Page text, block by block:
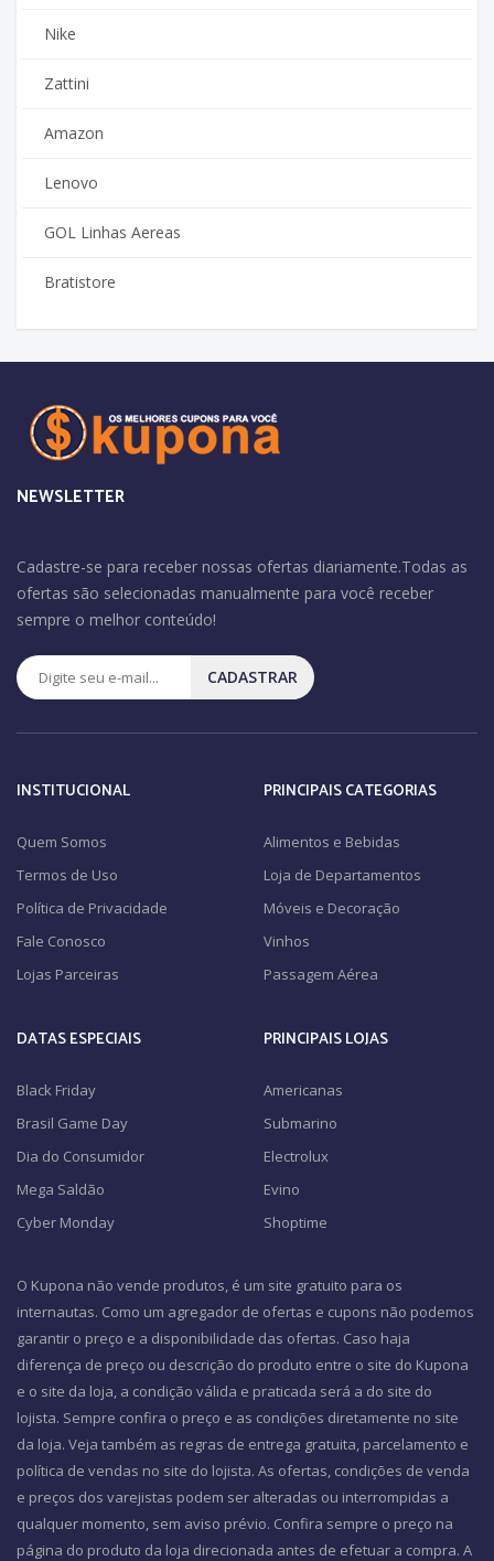
Nike
Zattini
Amazon
Lenovo
GOL Linhas Aereas
Bratistore
NEWSLETTER
Cadastre-se para receber nossas ofertas diariamente.Todas as
ofertas são selecionadas manualmente para você receber
sempre o melhor conteúdo!
CADASTRAR
INSTITUCIONAL
Quem Somos
Termos de Uso
Política de Privacidade
Fale Conosco
Lojas Parceiras
PRINCIPAIS CATEGORIAS
Alimentos e Bebidas
Loja de Departamentos
Móveis e Decoração
Vinhos
Passagem Aérea
DATAS ESPECIAIS
Black Friday
Brasil Game Day
Dia do Consumidor
Mega Saldão
Cyber Monday
PRINCIPAIS LOJAS
Americanas
Submarino
Electrolux
Evino
Shoptime
O Kupona não vende produtos, é um site gratuito para os
internautas. Como um agregador de ofertas e cupons não podemos
garantir o preço e a disponibilidade das ofertas. Caso haja
diferença de preço ou descrição do produto entre o site do Kupona
e o site da loja, a condição válida e praticada será a do site do
lojista. Sempre confira o preço e as condições diretamente no site
da loja. Veja também as regras de entrega gratuita, parcelamento e
política de vendas no site do lojista. As ofertas, condições de venda
e preços dos varejistas podem ser alteradas ou interrompidas a
qualquer momento, sem aviso prévio. Confira sempre o preço na
página do produto da loja direcionada antes de efetuar a compra. A